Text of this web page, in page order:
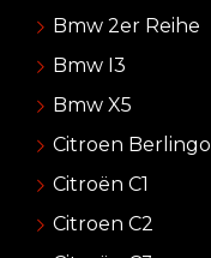
Bmw 2er Reihe
Bmw I3
Bmw X5
Citroen Berlingo
Citroën C1
Citroen C2